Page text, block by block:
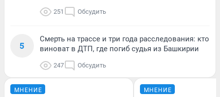
251 Обсудить
5
Смерть на трассе и три года расследования: кто
виноват в ДТП, где погиб судья из Башкирии
247 Обсудить
МНЕНИЕ МНЕНИЕ